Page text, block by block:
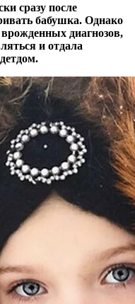
сразу после
бабушка. Однако
диагнозов,
и отдала